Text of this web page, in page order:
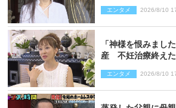
エンタメ 2026/8/10
「神様を恨みまし
産 不妊治療終え
エンタメ 2026/8/10